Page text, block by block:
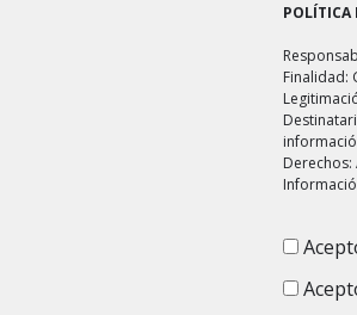
POLÍTICA
Finalidad: